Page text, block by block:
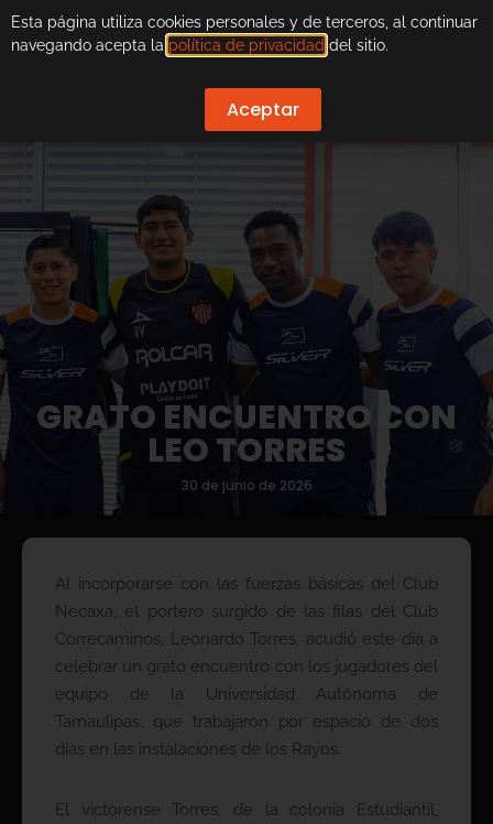
GRATO ENCUENTRO CON
LEO TORRES
30 de junio de 2026
Al incorporarse con las fuerzas básicas del Club
Necaxa, el portero surgido de las filas del Club
Correcaminos, Leonardo Torres, acudió este día a
celebrar un grato encuentro con los jugadores del
equipo de la Universidad Autónoma de
Tamaulipas, que trabajaron por espacio de dos
días en las instalaciones de los Rayos.
El victorense Torres, de la colonia Estudiantil,
Esta página utiliza cookies personales y de terceros, al continuar
navegando acepta la política de privacidad del sitio.
Aceptar